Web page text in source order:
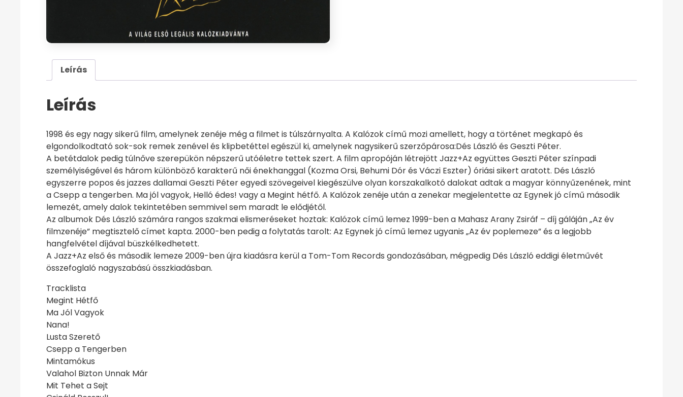
Leírás
Leírás
1998 és egy nagy sikerű film, amelynek zenéje még a filmet is túlszárnyalta. A Kalózok című mozi amellett, hogy a történet megkapó és
elgondolkodtató sok-sok remek zenével és klipbetéttel egészül ki, amelynek nagysikerű szerzőpárosa:Dés László és Geszti Péter.
A betétdalok pedig túlnőve szerepükön népszerű utóéletre tettek szert. A film apropóján létrejött Jazz+Az együttes Geszti Péter színpadi
személyiségével és három különböző karakterű női énekhanggal (Kozma Orsi, Behumi Dór és Váczi Eszter) óriási sikert aratott. Dés László
egyszerre popos és jazzes dallamai Geszti Péter egyedi szövegeivel kiegészülve olyan korszakalkotó dalokat adtak a magyar könnyűzenének, mint
a Csepp a tengerben. Ma jól vagyok, Helló édes! vagy a Megint hétfő. A Kalózok zenéje után a zenekar megjelentette az Egynek jó című második
lemezét, amely dalok tekintetében semmivel sem maradt le elődjétől.
Az albumok Dés László számára rangos szakmai elismeréseket hoztak: Kalózok című lemez 1999-ben a Mahasz Arany Zsiráf – díj gáláján „Az év
filmzenéje” megtisztelő címet kapta. 2000-ben pedig a folytatás tarolt: Az Egynek jó című lemez ugyanis „Az év poplemeze” és a legjobb
hangfelvétel díjával büszkélkedhetett.
A Jazz+Az első és második lemeze 2009-ben újra kiadásra kerül a Tom-Tom Records gondozásában, mégpedig Dés László eddigi életművét
összefoglaló nagyszabású összkiadásban.
Tracklista
Megint Hétfő
Ma Jól Vagyok
Nana!
Lusta Szerető
Csepp a Tengerben
Mintamókus
Valahol Bizton Unnak Már
Mit Tehet a Sejt